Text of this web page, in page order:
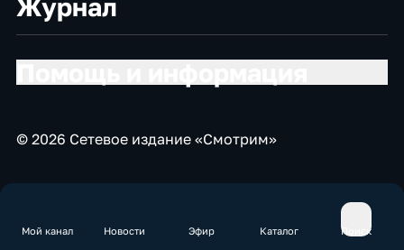
Мой канал Новости Эфир Каталог Поиск
Журнал
© 2026 Сетевое издание «Смотрим»